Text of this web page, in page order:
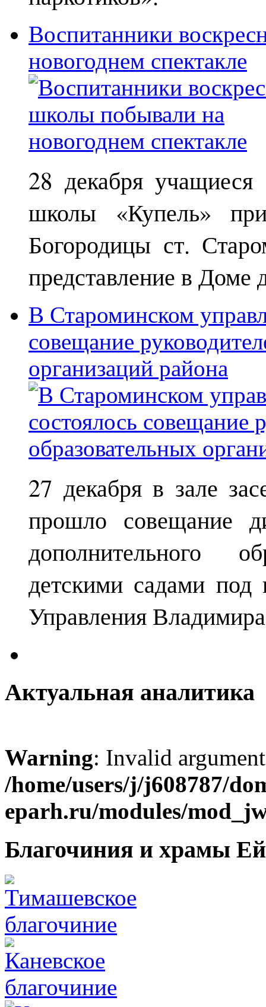
Воспитанники
новогоднем спектакле
28 декабря
школы «Купель»
Богородицы ст.
представление в Доме
В Староминском
совещание
организаций района
27 декабря в зале
прошло совещание
дополнительного
детскими садами под
Управления
Актуальная аналитика
Warning: Invalid
/home/users/j/j608787/
eparh.ru/modules/
Благочиния и храмы